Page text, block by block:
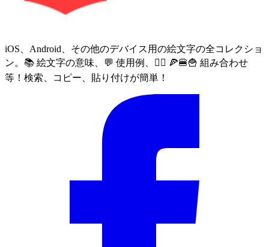
iOS、Android、その他のデバイス用の絵文字の全コレクショ
ン。📚 絵文字の意味、💬 使用例、🙅‍♀️ 🍕🍔🍟 組み合わせ
等！検索、コピー、貼り付けが簡単！